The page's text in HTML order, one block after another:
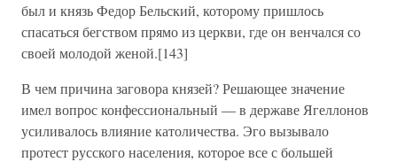
был и князь Федор Бельский, которому пришлось
спасаться бегством прямо из церкви, где он венчался со
своей молодой женой.[143]
В чем причина заговора князей? Решающее значение
имел вопрос конфессиональный — в державе Ягеллонов
усиливалось влияние католичества. Эго вызывало
протест русского населения, которое все с большей